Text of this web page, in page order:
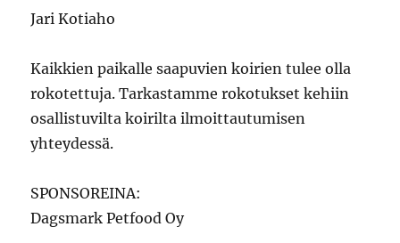
Jari Kotiaho
Kaikkien paikalle saapuvien koirien tulee olla
rokotettuja. Tarkastamme rokotukset kehiin
osallistuvilta koirilta ilmoittautumisen
yhteydessä.
SPONSOREINA:
Dagsmark Petfood Oy